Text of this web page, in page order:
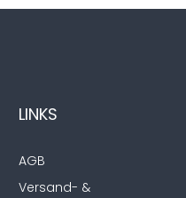
LINKS
AGB
Versand- &